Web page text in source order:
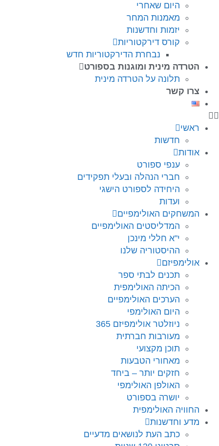
היום שאחרי
מאמנות המחר
יזמות וחדשנות
קורס דירקטוריות
נבחרת הדירקטוריות חדש
הטרדה מינית ומוגנות בספורט
תלונה על הטרדה מינית
צרו קשר
ראשי
חדשות
אודות
ענפי ספורט
חברי הנהלה ובעלי תפקידים
היחידה לספורט הישגי
ועדות
המשחקים האולימפיים
המדליסטים האולימפיים
י"א חללי מינכן
ההיסטוריה שלנו
אולימפיזם
תכנים לבתי ספר
הכיתה האולימפית
הערכים האולימפיים
היום האולימפי
ניוזלטר אולימפיזם 365
מעורבות חברתית
תוכן מקצועי
מאחורי הטבעות
חזקים יותר – ביחד
האולפן האולימפי
יושרה בספורט
החוויה האולימפית
מדע וחדשנות
כתב העת לנושאים מדעיים